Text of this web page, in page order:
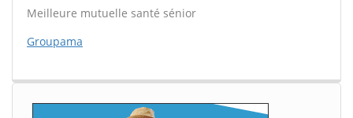
Meilleure mutuelle santé sénior
Groupama